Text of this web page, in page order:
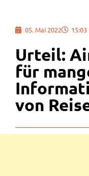
05. Mai 2022 15:03
Urteil:
für
von